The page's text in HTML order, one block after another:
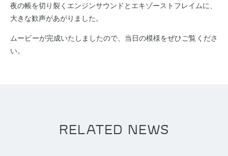
夜の帳を切り裂くエンジンサウンドとエキゾーストフレイムに、
大きな歓声があがりました。
ムービーが完成いたしましたので、当日の模様をぜひご覧くださ
い。
RELATED NEWS